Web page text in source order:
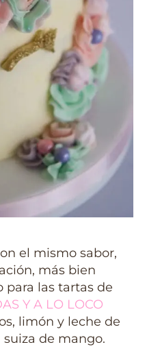
el mismo sabor,
más bien
para las tartas de
Y A LO LOCO
limón y leche de
de mango.